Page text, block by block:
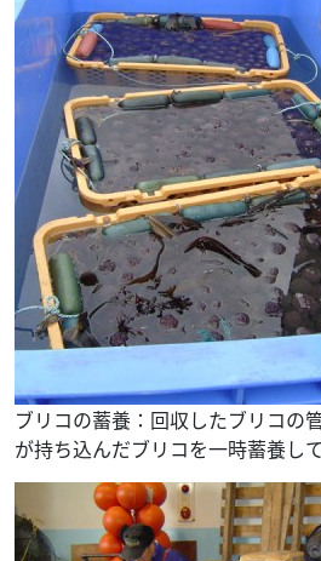
ブリコの蓄養：回収したブリコの
が持ち込んだブリコを一時蓄養して